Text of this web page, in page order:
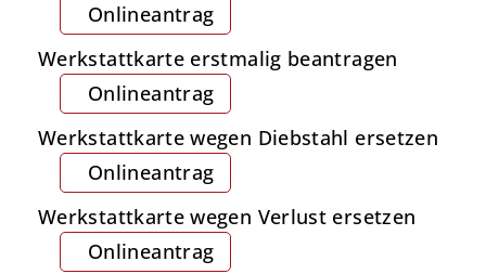
Onlineantrag
Werkstattkarte erstmalig beantragen
Onlineantrag
Werkstattkarte wegen Diebstahl ersetzen
Onlineantrag
Werkstattkarte wegen Verlust ersetzen
Onlineantrag